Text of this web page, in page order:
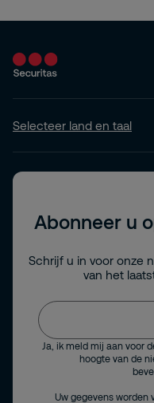
Selecteer land en taal
Abonneer u
Schrijf u in voor onze
van het
Ja, ik meld mij aan voor
hoogte van de
Uw gegevens